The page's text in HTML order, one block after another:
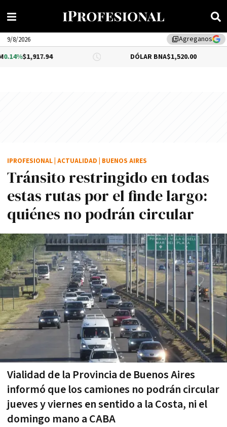
library_addAgreganos
9/8/2026
DÓLAR BNA $1,520.00
Tránsito restringido en todas
estas rutas por el finde largo:
quiénes no podrán circular
Vialidad de la Provincia de Buenos Aires
informó que los camiones no podrán circular
jueves y viernes en sentido a la Costa, ni el
domingo mano a CABA
IPROFESIONAL ACTUALIDAD BUENOS AIRES